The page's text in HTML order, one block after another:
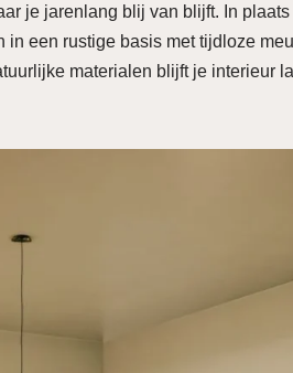
je jarenlang blij van blijft. In
in een rustige basis met tijdloze
materialen blijft je interieur